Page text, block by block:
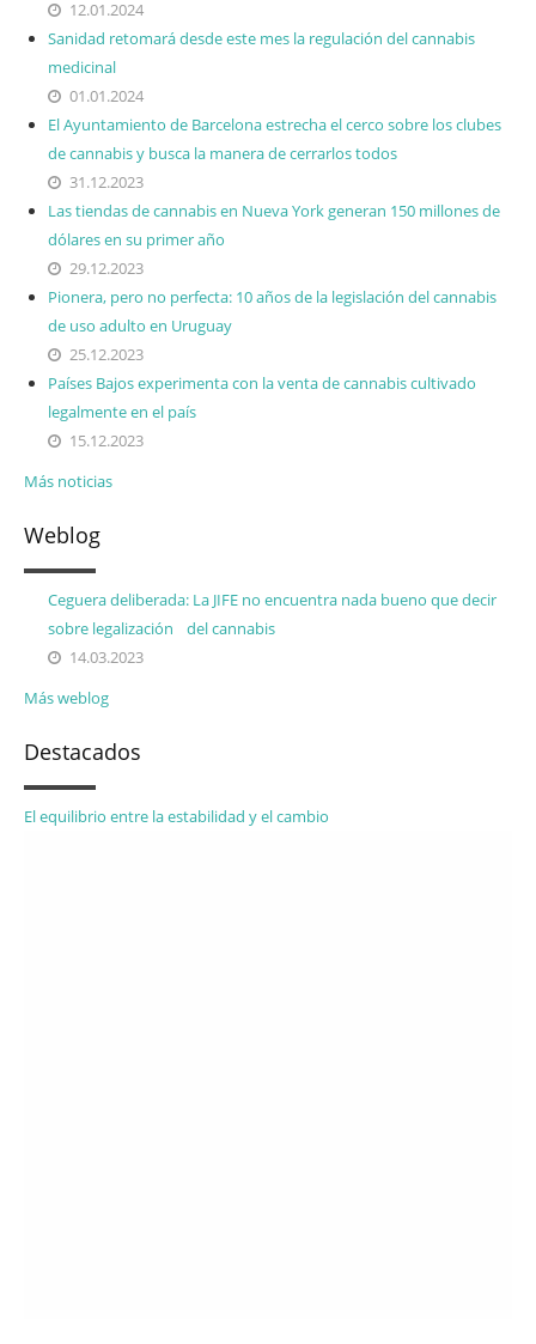
12.01.2024
Sanidad retomará desde este mes la regulación del cannabis
medicinal
01.01.2024
El Ayuntamiento de Barcelona estrecha el cerco sobre los clubes
de cannabis y busca la manera de cerrarlos todos
31.12.2023
Las tiendas de cannabis en Nueva York generan 150 millones de
dólares en su primer año
29.12.2023
Pionera, pero no perfecta: 10 años de la legislación del cannabis
de uso adulto en Uruguay
25.12.2023
Países Bajos experimenta con la venta de cannabis cultivado
legalmente en el país
15.12.2023
Más noticias
Weblog
Ceguera deliberada: La JIFE no encuentra nada bueno que decir
sobre legalización del cannabis
14.03.2023
Más weblog
Destacados
El equilibrio entre la estabilidad y el cambio